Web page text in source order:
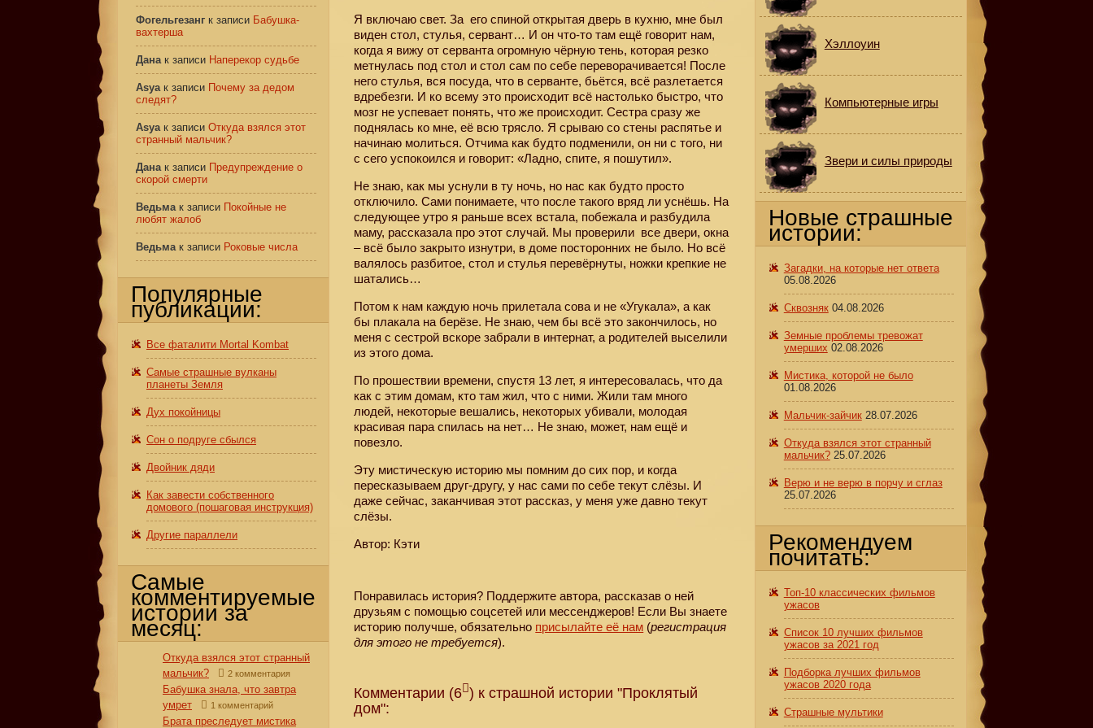
Я включаю свет. За его спиной открытая дверь в кухню, мне был
виден стол, стулья, сервант… И он что-то там ещё говорит нам,
когда я вижу от серванта огромную чёрную тень, которая резко
метнулась под стол и стол сам по себе переворачивается! После
него стулья, вся посуда, что в серванте, бьётся, всё разлетается
вдребезги. И ко всему это происходит всё настолько быстро, что
мозг не успевает понять, что же происходит. Сестра сразу же
поднялась ко мне, её всю трясло. Я срываю со стены распятье и
начинаю молиться. Отчима как будто подменили, он ни с того, ни
с сего успокоился и говорит: «Ладно, спите, я пошутил».
Не знаю, как мы уснули в ту ночь, но нас как будто просто
отключило. Сами понимаете, что после такого вряд ли уснёшь. На
следующее утро я раньше всех встала, побежала и разбудила
маму, рассказала про этот случай. Мы проверили все двери, окна
– всё было закрыто изнутри, в доме посторонних не было. Но всё
валялось разбитое, стол и стулья перевёрнуты, ножки крепкие не
шатались…
Потом к нам каждую ночь прилетала сова и не «Угукала», а как
бы плакала на берёзе. Не знаю, чем бы всё это закончилось, но
меня с сестрой вскоре забрали в интернат, а родителей выселили
из этого дома.
По прошествии времени, спустя 13 лет, я интересовалась, что да
как с этим домам, кто там жил, что с ними. Жили там много
людей, некоторые вешались, некоторых убивали, молодая
красивая пара спилась на нет… Не знаю, может, нам ещё и
повезло.
Эту мистическую историю мы помним до сих пор, и когда
пересказываем друг-другу, у нас сами по себе текут слёзы. И
даже сейчас, заканчивая этот рассказ, у меня уже давно текут
слёзы.
Автор: Кэти
Понравилась история? Поддержите автора, рассказав о ней
друзьям с помощью соцсетей или мессенджеров! Если Вы знаете
историю получше, обязательно присылайте её нам (регистрация
для этого не требуется).
Комментарии (6 ) к страшной истории "Проклятый
дом":
Фогельгезанг к записи Бабушка-
вахтерша
Данак записи Наперекор судьбе
Asyaк записи Почему за дедом
следят?
Asyaк записи Откуда взялся этот
странный мальчик?
Данак записи Предупреждение о
скорой смерти
Ведьмак записи Покойные не
любят жалоб
Ведьмак записи Роковые числа
Популярные
публикации:
Все фаталити Mortal Kombat
Самые страшные вулканы
планеты Земля
Дух покойницы
Сон о подруге сбылся
Двойник дяди
Как завести собственного
домового (пошаговая инструкция)
Другие параллели
Самые
комментируемые
истории за
месяц:
Откуда взялся этот странный
мальчик?
2 комментария
Бабушка знала, что завтра
умрет
1 комментарий
Брата преследует мистика
Хэллоуин
Компьютерные игры
Звери и силы природы
Новые страшные
истории:
Загадки, на которые нет ответа
05.08.2026
Сквозняк 04.08.2026
Земные проблемы тревожат
умерших 02.08.2026
Мистика, которой не было
01.08.2026
Мальчик-зайчик 28.07.2026
Откуда взялся этот странный
мальчик? 25.07.2026
Верю и не верю в порчу и сглаз
25.07.2026
Рекомендуем
почитать:
Топ-10 классических фильмов
ужасов
Список 10 лучших фильмов
ужасов за 2021 год
Подборка лучших фильмов
ужасов 2020 года
Страшные мультики